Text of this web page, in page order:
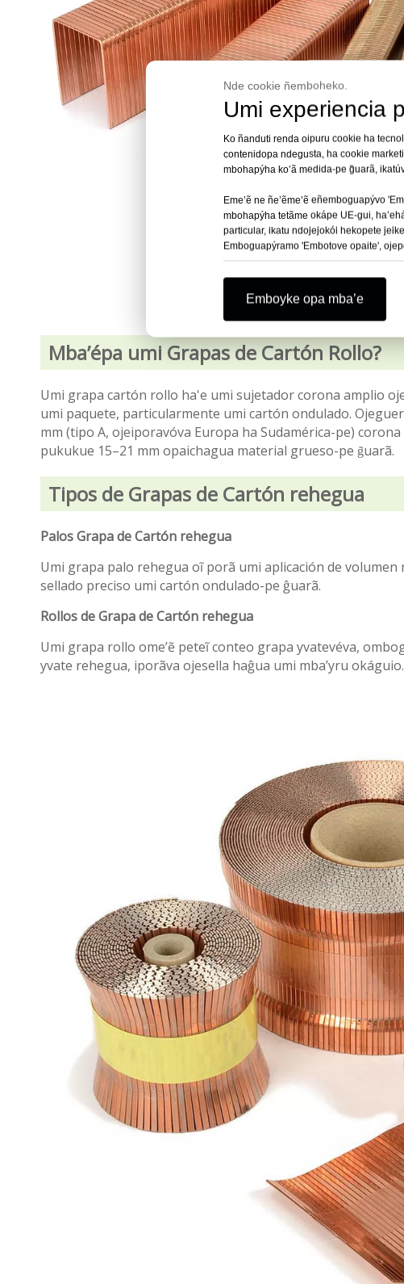
Mba’épa umi Grapas de Cartón Rollo?
Umi grapa cartón rollo ha'e umi sujetador corona amplio
umi paquete, particularmente umi cartón ondulado.
mm (tipo A, ojeiporavóva Europa ha Sudamérica-pe)
pukukue 15–21 mm opaichagua material grueso-pe g̃uarã.
Tipos de Grapas de Cartón rehegua
Palos Grapa de Cartón rehegua
Umi grapa palo rehegua oĩ porã umi aplicación de volumen
sellado preciso umi cartón ondulado-pe ĝuarã.
Rollos de Grapa de Cartón rehegua
Umi grapa rollo ome’ẽ peteĩ conteo grapa yvatevéva,
yvate rehegua, iporãva ojesella haĝua umi mba’yru okáguio.
Nde cookie ñemboheko.
Umi experiencia
Ko ñanduti renda oipuru cookie ha
contenidopa ndegusta, ha cookie
mbohapýha ko’ã medida-pe g̃uarã,
Eme’ẽ ne ñe’ẽme’ẽ eñemboguapývo
mbohapýha tetãme okápe UE-gui,
particular, ikatu ndojejokói hekopete
Emboguapýramo 'Embotove opaite',
Emboyke opa mba’e